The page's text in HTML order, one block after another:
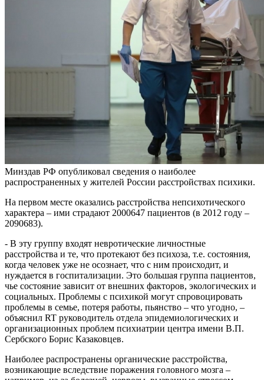
Минздав РФ опубликовал сведения о наиболее
распространенных у жителей России расстройствах психики.
На первом месте оказались расстройства непсихотического
характера – ими страдают 2000647 пациентов (в 2012 году –
2090683).
- В эту группу входят невротические личностные
расстройства и те, что протекают без психоза, т.е. состояния,
когда человек уже не осознает, что с ним происходит, и
нуждается в госпитализации. Это большая группа пациентов,
чье состояние зависит от внешних факторов, экологических и
социальных. Проблемы с психикой могут спровоцировать
проблемы в семье, потеря работы, пьянство – что угодно, –
объяснил RT руководитель отдела эпидемиологических и
организационных проблем психиатрии центра имени В.П.
Сербского Борис Казаковцев.
Наиболее распространены органические расстройства,
возникающие вследствие поражения головного мозга –